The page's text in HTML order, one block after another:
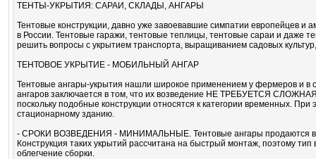
ТЕНТЫ-УКРЫТИЯ: САРАИ, СКЛАДЫ, АНГАРЫ
Тентовые конструкции, давно уже завоевавшие симпатии европейцев и
в России. Тентовые гаражи, тентовые теплицы, тентовые сараи и даже
решить вопросы с укрытием транспорта, выращиванием садовых
ТЕНТОВОЕ УКРЫТИЕ - МОБИЛЬНЫЙ АНГАР
Тентовые ангары-укрытия нашли широкое применением у фермеров и в
ангаров заключается в том, что их возведение НЕ ТРЕБУЕТСЯ
поскольку подобные конструкции относятся к категории временных.
стационарному зданию.
- СРОКИ ВОЗВЕДЕНИЯ - МИНИМАЛЬНЫЕ. Тентовые ангары продаются в
Конструкция таких укрытий рассчитана на быстрый монтаж, поэтому
облегчение сборки.